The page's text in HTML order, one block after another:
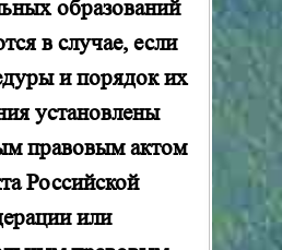
образований
в случае, если
и порядок их
установлены
правовым актом
Российской
или